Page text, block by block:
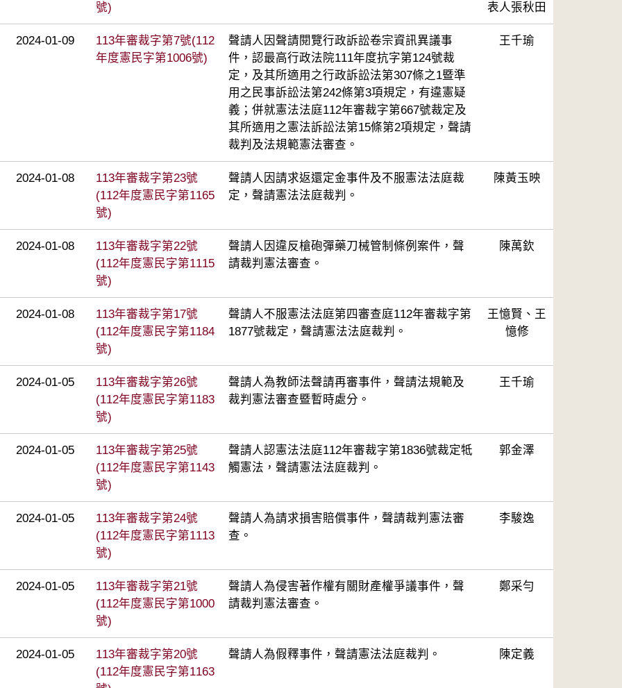
號)
表人張秋田
2024-01-09
113年審裁字第7號(112
年度憲民字第1006號)
聲請人因聲請閱覽行政訴訟卷宗資訊異議事
件，認最高行政法院111年度抗字第124號裁
定，及其所適用之行政訴訟法第307條之1暨準
用之民事訴訟法第242條第3項規定，有違憲疑
義；併就憲法法庭112年審裁字第667號裁定及
其所適用之憲法訴訟法第15條第2項規定，聲請
裁判及法規範憲法審查。
王千瑜
2024-01-08
113年審裁字第23號
(112年度憲民字第1165
號)
聲請人因請求返還定金事件及不服憲法法庭裁
定，聲請憲法法庭裁判。
陳黃玉映
2024-01-08
113年審裁字第22號
(112年度憲民字第1115
號)
聲請人因違反槍砲彈藥刀械管制條例案件，聲
請裁判憲法審查。
陳萬欽
2024-01-08
113年審裁字第17號
(112年度憲民字第1184
號)
聲請人不服憲法法庭第四審查庭112年審裁字第
1877號裁定，聲請憲法法庭裁判。
王憶賢、王
憶修
2024-01-05
113年審裁字第26號
(112年度憲民字第1183
號)
聲請人為教師法聲請再審事件，聲請法規範及
裁判憲法審查暨暫時處分。
王千瑜
2024-01-05
113年審裁字第25號
(112年度憲民字第1143
號)
聲請人認憲法法庭112年審裁字第1836號裁定牴
觸憲法，聲請憲法法庭裁判。
郭金澤
2024-01-05
113年審裁字第24號
(112年度憲民字第1113
號)
聲請人為請求損害賠償事件，聲請裁判憲法審
查。
李駿逸
2024-01-05
113年審裁字第21號
(112年度憲民字第1000
號)
聲請人為侵害著作權有關財產權爭議事件，聲
請裁判憲法審查。
鄭采勻
2024-01-05
113年審裁字第20號
(112年度憲民字第1163
聲請人為假釋事件，聲請憲法法庭裁判。 陳定義